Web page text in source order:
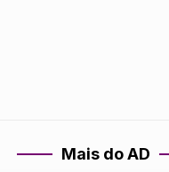
Mais do AD